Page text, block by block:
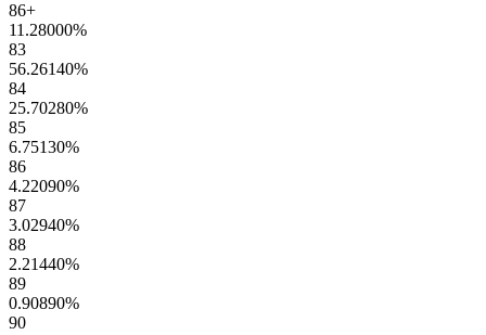
86+
11.28000%
83
56.26140%
84
25.70280%
85
6.75130%
86
4.22090%
87
3.02940%
88
2.21440%
89
0.90890%
90